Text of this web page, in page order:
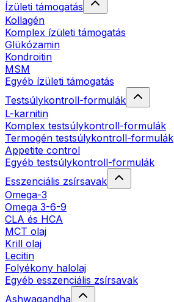
Ízületi támogatás
Kollagén
Komplex ízületi támogatás
Glükózamin
Kondroitin
MSM
Egyéb ízületi támogatás
Testsúlykontroll-formulák
L-karnitin
Komplex testsúlykontroll-formulák
Termogén testsúlykontroll-formulák
Appetite control
Egyéb testsúlykontroll-formulák
Esszenciális zsírsavak
Omega-3
Omega 3-6-9
CLA és HCA
MCT olaj
Krill olaj
Lecitin
Folyékony halolaj
Egyéb esszenciális zsírsavak
Ashwagandha